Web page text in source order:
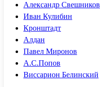
Александр Свешников
Иван Кулибин
Кронштадт
Алдан
Павел Миронов
А.С.Попов
Виссарион Белинский